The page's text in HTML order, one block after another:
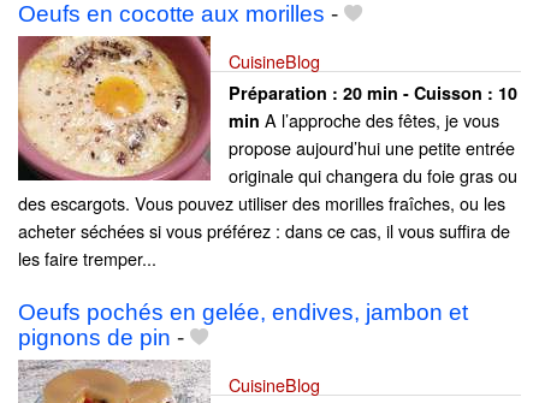
Oeufs en cocotte aux morilles -
CuisineBlog
Préparation : 20 min - Cuisson : 10
min A l’approche des fêtes, je vous
propose aujourd’hui une petite entrée
originale qui changera du foie gras ou
des escargots. Vous pouvez utiliser des morilles fraîches, ou les
acheter séchées si vous préférez : dans ce cas, il vous suffira de
les faire tremper...
Oeufs pochés en gelée, endives, jambon et
pignons de pin -
CuisineBlog